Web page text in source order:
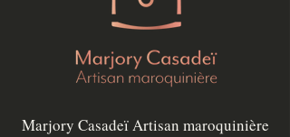
Marjory Casadeï Artisan maroquinière